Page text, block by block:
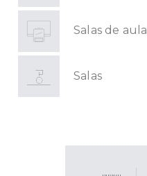
Salas de aula
Salas